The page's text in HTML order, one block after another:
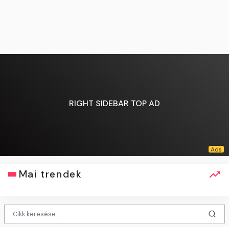
RIGHT SIDEBAR TOP AD
Mai trendek